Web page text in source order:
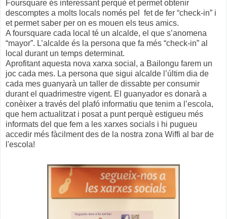
Foursquare és interessant perquè et permet obtenir
descomptes a molts locals només pel fet de fer “check-in” i
et permet saber per on es mouen els teus amics.
A foursquare cada local té un alcalde, el que s’anomena
“mayor”. L’alcalde és la persona que fa més “check-in” al
local durant un temps determinat.
Aprofitant aquesta nova xarxa social, a Bailongu farem un
joc cada mes. La persona que sigui alcalde l’últim dia de
cada mes guanyarà un taller de dissabte per consumir
durant el quadrimestre vigent. El guanyador es donarà a
conèixer a través del plafó informatiu que tenim a l’escola,
que hem actualitzat i posat a punt perquè estigueu més
informats del que fem a les xarxes socials i hi pugueu
accedir més fàcilment des de la nostra zona Wiffi al bar de
l'escola!